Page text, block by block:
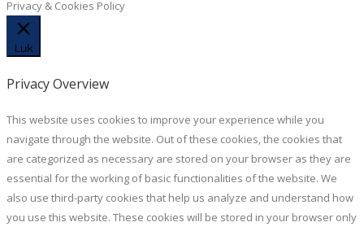
Privacy & Cookies Policy
Luk
Privacy Overview
This website uses cookies to improve your experience while you
navigate through the website. Out of these cookies, the cookies that
are categorized as necessary are stored on your browser as they are
essential for the working of basic functionalities of the website. We
also use third-party cookies that help us analyze and understand how
you use this website. These cookies will be stored in your browser only